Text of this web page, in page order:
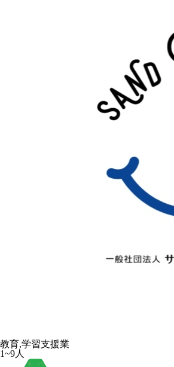
教育,学習支援業
1~9人